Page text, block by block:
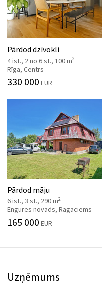
Pārdod dzīvokli
4 ist., 2 no 6 st., 100 m2
Rīga, Centrs
330 000 EUR
Pārdod māju
6 ist., 3 st., 290 m2
Engures novads, Ragaciems
165 000 EUR
Uzņēmums